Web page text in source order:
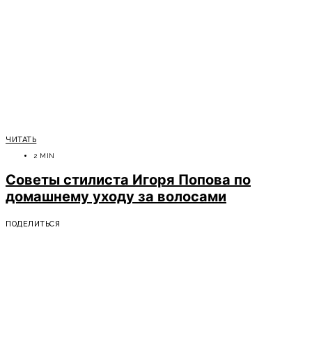
ЧИТАТЬ
2 MIN
Советы стилиста Игоря Попова по
домашнему уходу за волосами
ПОДЕЛИТЬСЯ